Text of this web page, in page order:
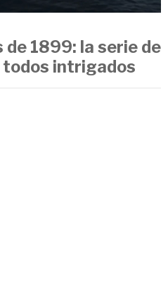
1899: la serie de
todos intrigados